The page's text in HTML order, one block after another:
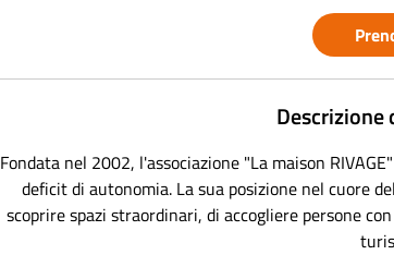
Descrizione
Fondata nel 2002, l'associazione "La maison
deficit di autonomia. La sua posizione nel cuore
scoprire spazi straordinari, di accogliere persone